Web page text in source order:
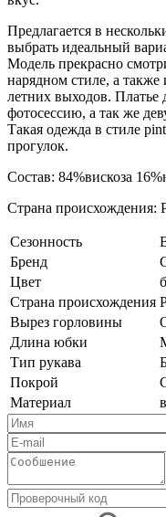
Предлагается в
выбрать идеальный
Модель прекрасно
нарядном стиле, а также
летних выходов. Платье
фотосессию, а так же
Такая одежда в стиле
прогулок.
Состав: 84%вискоза
Страна
Сезонность
Бренд
Цвет
Страна происхождения
Вырез горловины
Длина юбки
Тип рукава
Покрой
Материал